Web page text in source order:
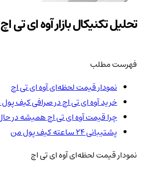
تحلیل تکنیکال بازار آوه ای تی اچ (AETH)
فهرست مطلب
نمودار قیمت لحظه‌ای آوه ای تی اچ
خرید آوه ای تی اچ در صرافی کیف پول
چرا قیمت آوه ای تی اچ همیشه در
پشتیبانی ۲۴ ساعته کیف پول من
نمودار قیمت لحظه‌ای آوه ای تی اچ